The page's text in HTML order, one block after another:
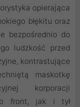
opierająca
błękitu oraz
bezpośrednio do
ludzkość przed
kontrastujące
maskotkę
korporacji
front, jak i tył